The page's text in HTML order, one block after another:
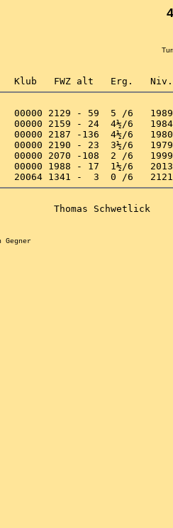
00000 2129 - 59  5 /6
2159 - 24  4½/6
00000 2187 -136  4½/6
2190 - 23  3½/6   1979
00000 2070 -108  2 /6
1988 - 17  1½/6